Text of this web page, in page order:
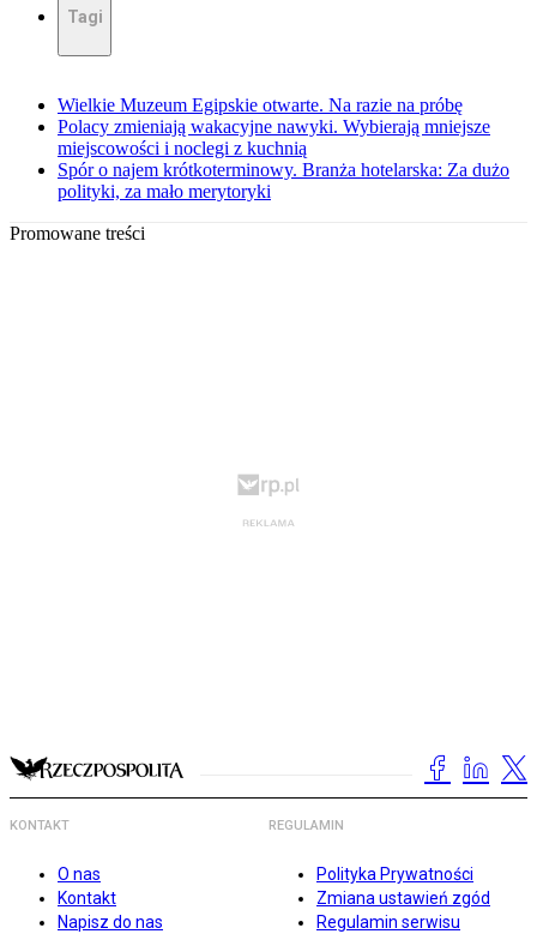
Tagi
Wielkie Muzeum Egipskie otwarte. Na razie na próbę
Polacy zmieniają wakacyjne nawyki. Wybierają mniejsze
miejscowości i noclegi z kuchnią
Spór o najem krótkoterminowy. Branża hotelarska: Za dużo
polityki, za mało merytoryki
Promowane treści
KONTAKT
O nas
Kontakt
Napisz do nas
REGULAMIN
Polityka Prywatności
Zmiana ustawień zgód
Regulamin serwisu